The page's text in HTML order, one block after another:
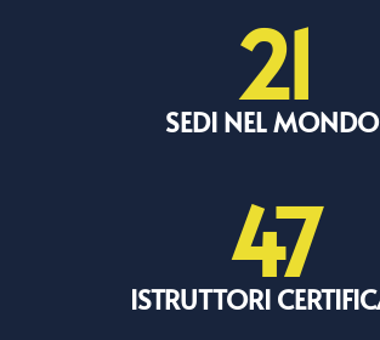
SEDI NEL MONDO
21
ISTRUTTORI47